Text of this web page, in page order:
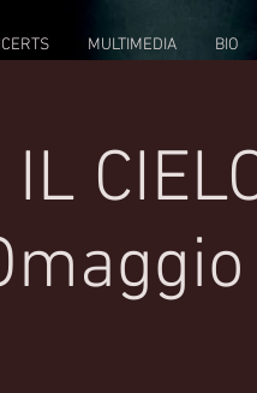
MULTIMEDIA BIO
IL